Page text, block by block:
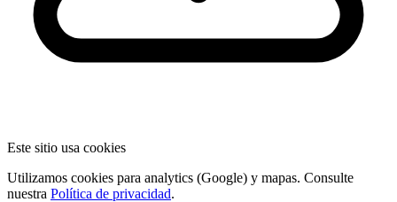
Este sitio usa cookies
Utilizamos cookies para analytics (Google) y mapas. Consulte
nuestra Política de privacidad.